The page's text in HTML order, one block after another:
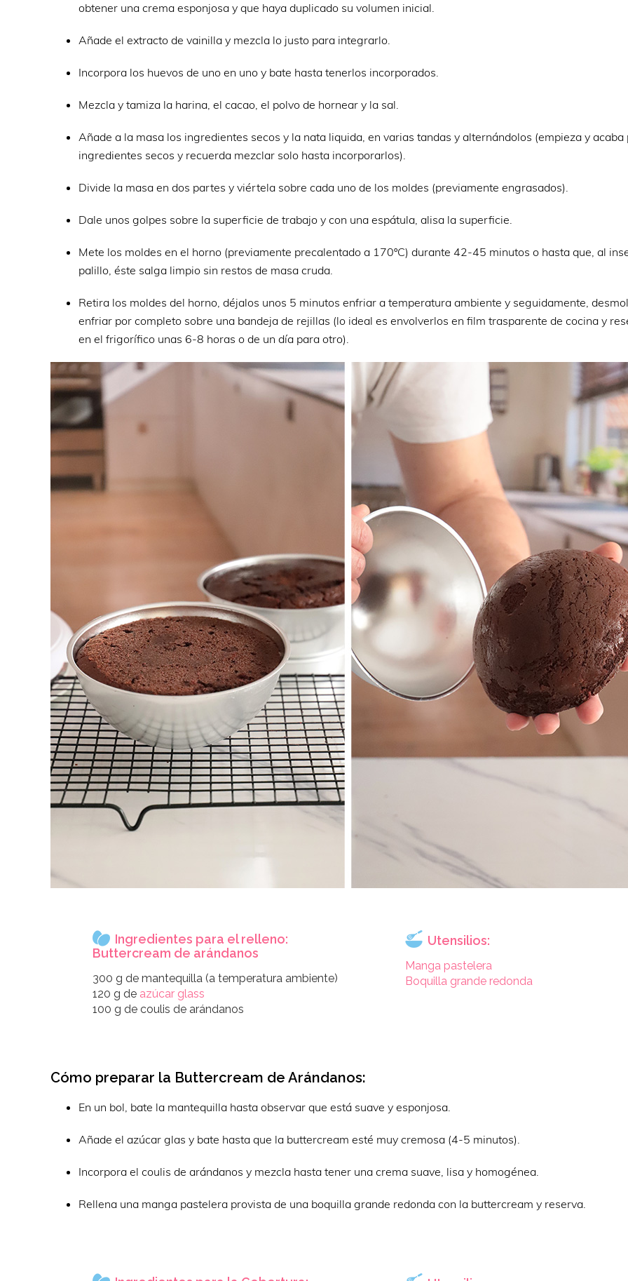
obtener una crema esponjosa y que haya duplicado su volumen inicial.
Añade el extracto de vainilla y mezcla lo justo para integrarlo.
Incorpora los huevos de uno en uno y bate hasta tenerlos incorporados.
Mezcla y tamiza la harina, el cacao, el polvo de hornear y la sal.
Añade a la masa los ingredientes secos y la nata liquida, en varias tandas y alternándolos (empieza y acaba
ingredientes secos y recuerda mezclar solo hasta incorporarlos).
Divide la masa en dos partes y viértela sobre cada uno de los moldes (previamente engrasados).
Dale unos golpes sobre la superficie de trabajo y con una espátula, alisa la superficie.
Mete los moldes en el horno (previamente precalentado a 170ºC) durante 42-45 minutos o hasta que, al
palillo, éste salga limpio sin restos de masa cruda.
Retira los moldes del horno, déjalos unos 5 minutos enfriar a temperatura ambiente y seguidamente,
enfriar por completo sobre una bandeja de rejillas (lo ideal es envolverlos en film trasparente de cocina y
en el frigorífico unas 6-8 horas o de un día para otro).
Ingredientes para el relleno:
Buttercream de arándanos
300 g de mantequilla (a temperatura ambiente)
120 g de azúcar glass
100 g de coulis de arándanos
Utensilios:
Manga pastelera
Boquilla grande redonda
Cómo preparar la Buttercream de Arándanos:
En un bol, bate la mantequilla hasta observar que está suave y esponjosa.
Añade el azúcar glas y bate hasta que la buttercream esté muy cremosa (4-5 minutos).
Incorpora el coulis de arándanos y mezcla hasta tener una crema suave, lisa y homogénea.
Rellena una manga pastelera provista de una boquilla grande redonda con la buttercream y reserva.